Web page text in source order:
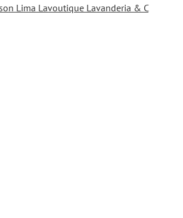
Lima Lavoutique Lavanderia & C